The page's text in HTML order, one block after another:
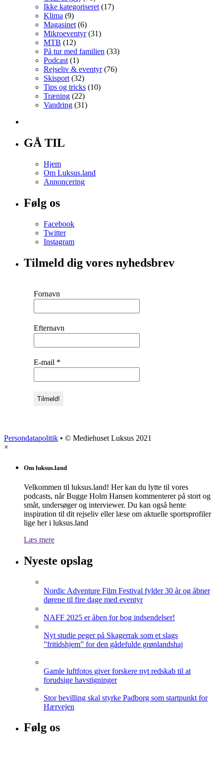
Ikke kategoriseret (17)
Klima (9)
Magasinet (6)
Mikroeventyr(31)
MTB (12)
På tur med familien (33)
Podcast (1)
Rejseliv & eventyr(76)
Skisport (32)
Tips og tricks (10)
Træning (22)
Vandring (31)
GÅ TIL
Hjem
Om Luksus.land
Annoncering
Følg os
Facebook
Twitter
Instagram
Tilmeld dig vores nyhedsbrev
Fornavn
Efternavn
E-mail *
Persondatapolitik • © Mediehuset Luksus 2021
×
Om luksus.land
Velkommen til luksus.land! Her kan du lytte til vores
podcasts, når Bugge Holm Hansen kommenterer på stort og
småt, undersøger og interviewer. Du kan også hente
inspiration til dit rejseliv eller læse om aktuelle sportsprofiler
lige her i luksus.land
Læs mere
Nyeste opslag
Nordic Adventure Film Festival fylder 30 år og åbner
dørene til fire dage med eventyr
NAFF 2025 er åben for bog indsendelser!
Nyt studie peger på Skagerrak som et slags
”fritidshjem” for den gådefulde grønlandshaj
Gamle luftfotos giver forskere nyt redskab til at
forudsige havstigninger
Stor bevilling skal styrke Padborg som startpunkt for
Hærvejen
Følg os